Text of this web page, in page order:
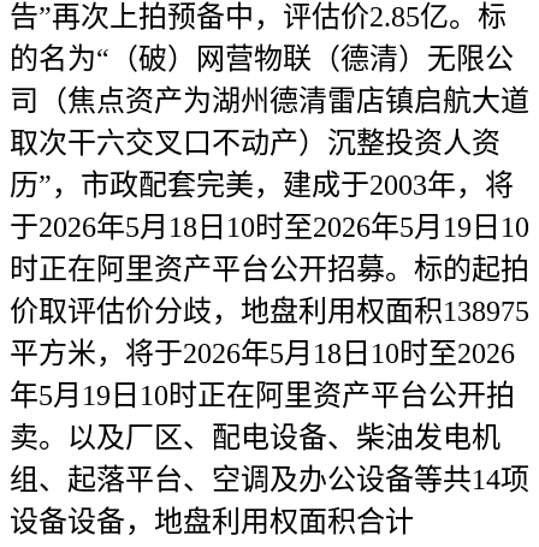
告”再次上拍预备中，评估价2.85亿。标
的名为“（破）网营物联（德清）无限公
司（焦点资产为湖州德清雷店镇启航大道
取次干六交叉口不动产）沉整投资人资
历”，市政配套完美，建成于2003年，将
于2026年5月18日10时至2026年5月19日10
时正在阿里资产平台公开招募。标的起拍
价取评估价分歧，地盘利用权面积138975
平方米，将于2026年5月18日10时至2026
年5月19日10时正在阿里资产平台公开拍
卖。以及厂区、配电设备、柴油发电机
组、起落平台、空调及办公设备等共14项
设备设备，地盘利用权面积合计